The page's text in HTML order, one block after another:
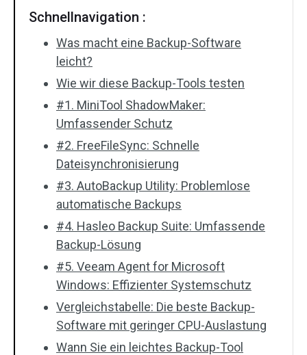
Schnellnavigation :
Was macht eine Backup-Software
leicht?
Wie wir diese Backup-Tools testen
#1. MiniTool ShadowMaker:
Umfassender Schutz
#2. FreeFileSync: Schnelle
Dateisynchronisierung
#3. AutoBackup Utility: Problemlose
automatische Backups
#4. Hasleo Backup Suite: Umfassende
Backup-Lösung
#5. Veeam Agent for Microsoft
Windows: Effizienter Systemschutz
Vergleichstabelle: Die beste Backup-
Software mit geringer CPU-Auslastung
Wann Sie ein leichtes Backup-Tool